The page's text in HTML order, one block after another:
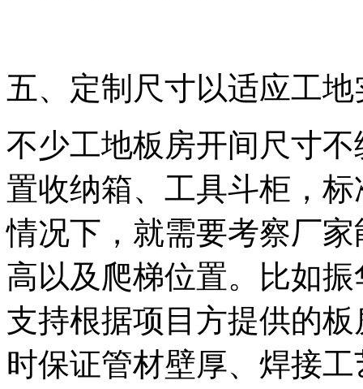
五、定制尺寸以适应工地
不少工地板房开间尺寸
置收纳箱、工具斗柜，
情况下，就需要考察厂
高以及爬梯位置。比如
支持根据项目方提供的
时保证管材壁厚、焊接